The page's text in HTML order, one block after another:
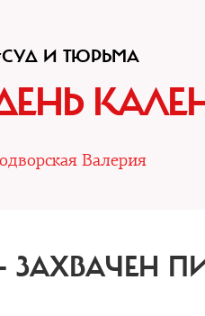
И ТЮРЬМА
Валерия